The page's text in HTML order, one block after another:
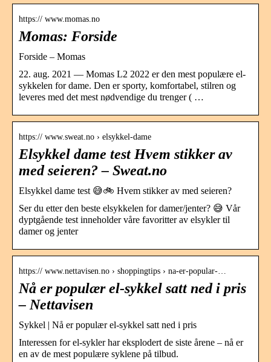
https:// www.momas.no
Momas: Forside
Forside – Momas
22. aug. 2021 — Momas L2 2022 er den mest populære el-
sykkelen for dame. Den er sporty, komfortabel, stilren og
leveres med det mest nødvendige du trenger ( …
https:// www.sweat.no › elsykkel-dame
Elsykkel dame test Hvem stikker av
med seieren? – Sweat.no
Elsykkel dame test 😅🚲 Hvem stikker av med seieren?
Ser du etter den beste elsykkelen for damer/jenter? 😅 Vår
dyptgående test inneholder våre favoritter av elsykler til
damer og jenter
https:// www.nettavisen.no › shoppingtips › na-er-popular-…
Nå er populær el-sykkel satt ned i pris
– Nettavisen
Sykkel | Nå er populær el-sykkel satt ned i pris
Interessen for el-sykler har eksplodert de siste årene – nå er
en av de mest populære syklene på tilbud.